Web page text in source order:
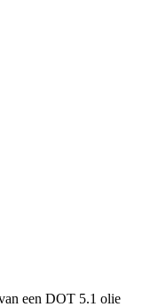
een DOT 5.1 olie